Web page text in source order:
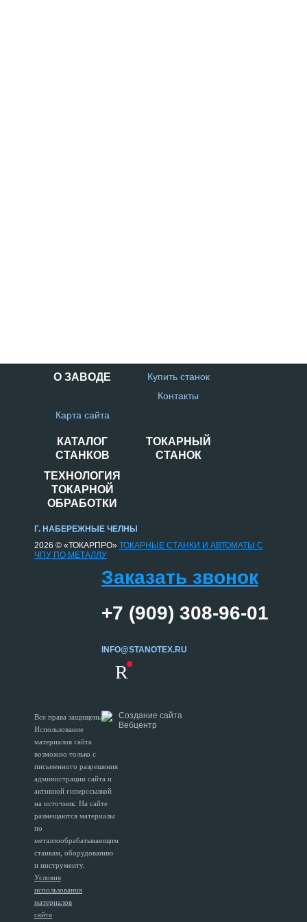
О ЗАВОДЕ
Купить станок
Контакты
Карта сайта
КАТАЛОГ
СТАНКОВ
ТОКАРНЫЙ
СТАНОК
ТЕХНОЛОГИЯ
ТОКАРНОЙ
ОБРАБОТКИ
Г. НАБЕРЕЖНЫЕ ЧЕЛНЫ
2026 © «ТОКАРПРО» ТОКАРНЫЕ СТАНКИ И АВТОМАТЫ С
ЧПУ ПО МЕТАЛЛУ
Заказать звонок
+7 (909) 308-96-01
INFO@STANOTEX.RU
R
Все права защищены.
Использование
материалов сайта
возможно только с
письменного разрешения
администрации сайта и
активной гиперссылкой
на источник. На сайте
размещаются материалы
по
металлообрабатывающим
станкам, оборудованию
и инструменту.
Условия
использования
материалов
сайта
Создание сайта
Вебцентр